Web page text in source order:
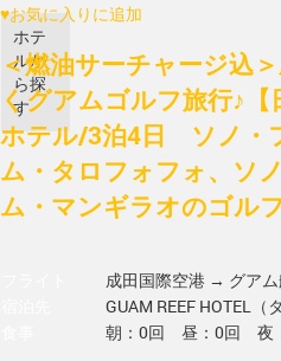
ホテ
ルか
ら探
す
♥お気に入りに追加
＜燃油サーチャージ込
くグアムゴルフ旅行♪
ホテル/3泊4日 ソノ・
ム・タロフォフォ、ソ
ム・マンギラオのゴル
成田国際空港 → グアム
GUAM REEF HOTEL（
朝：0回 昼：0回 夜